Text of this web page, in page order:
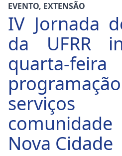
EVENTO, EXTENSÃO
IV Jornada
da UFRR
quarta-
Nova Cidade